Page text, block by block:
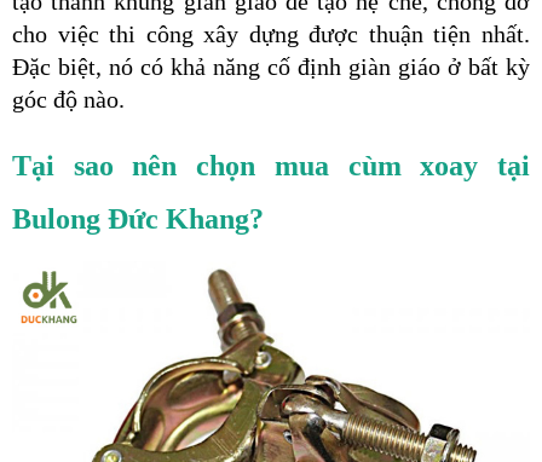
cho việc thi công xây dựng được thuận tiện nhất.
Đặc biệt, nó có khả năng cố định giàn giáo ở bất kỳ
góc độ nào.
Tại sao nên chọn mua cùm xoay tại
Bulong Đức Khang?